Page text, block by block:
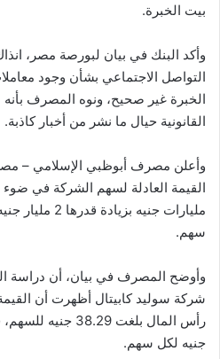
بيت الخبرة.
وأكد البنك في بيان لبورصة مصر،
التواصل الاجتماعي بشأن وجود
الخبرة غير صحيح، ونوه المصرف بأنه
القانونية حيال ما نشر من أخبار كاذبة.
وأعلن مصرف أبوظبي الإسلامي –
سهم.
وأوضح المصرف في بيان، أن دراسة
شركة سوليد كابيتال أظهرت أن
جنيه لكل سهم.